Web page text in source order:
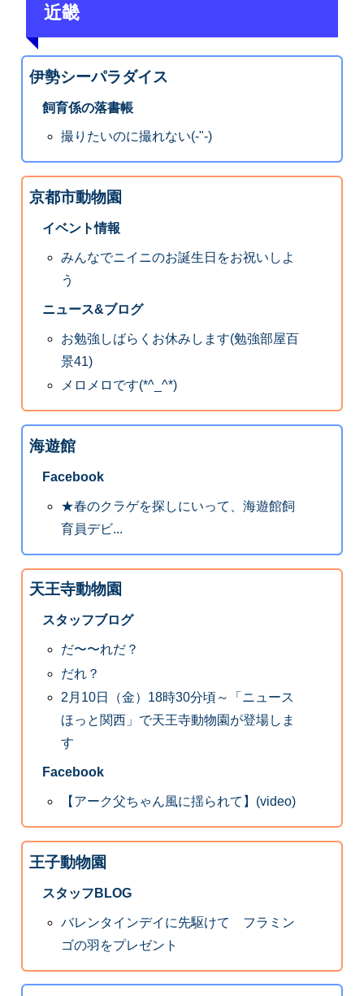
近畿
伊勢シーパラダイス
飼育係の落書帳
撮りたいのに撮れない(-"-)
京都市動物園
イベント情報
みんなでニイニのお誕生日をお祝いしよ
う
ニュース&ブログ
お勉強しばらくお休みします(勉強部屋百
景41)
メロメロです(*^_^*)
海遊館
Facebook
★春のクラゲを探しにいって、海遊館飼
育員デビ...
天王寺動物園
スタッフブログ
だ〜〜れだ？
だれ？
2月10日（金）18時30分頃～「ニュース
ほっと関西」で天王寺動物園が登場しま
す
Facebook
【アーク父ちゃん風に揺られて】(video)
王子動物園
スタッフBLOG
バレンタインデイに先駆けて フラミン
ゴの羽をプレゼント